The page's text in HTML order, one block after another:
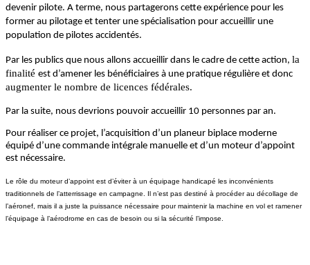
devenir pilote. A terme, nous partagerons cette expérience pour les
former au pilotage et tenter une spécialisation pour accueillir une
population de pilotes accidentés.
Par les publics que nous allons accueillir dans le cadre de cette action, la
finalité est d’amener les bénéficiaires à une pratique régulière et donc
augmenter le nombre de licences fédérales.
Par la suite, nous devrions pouvoir accueillir 10 personnes par an.
Pour réaliser ce projet, l’acquisition d’un planeur biplace moderne
équipé d’une commande intégrale manuelle et d’un moteur d’appoint
est nécessaire.
Le rôle du moteur d’appoint est d’éviter à un équipage handicapé les inconvénients
traditionnels de l’atterrissage en campagne. Il n’est pas destiné à procéder au décollage de
l’aéronef, mais il a juste la puissance nécessaire pour maintenir la machine en vol et ramener
l’équipage à l’aérodrome en cas de besoin ou si la sécurité l’impose.